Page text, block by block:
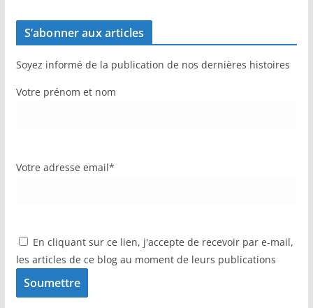
S’abonner aux articles
Soyez informé de la publication de nos dernières histoires
Votre prénom et nom
Votre adresse email*
En cliquant sur ce lien, j'accepte de recevoir par e-mail,
les articles de ce blog au moment de leurs publications